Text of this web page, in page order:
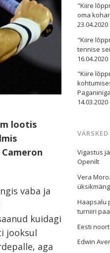
lootis
vaba ja
kuidagi
jooksul
aga
"Kiire
oma
23.04.2020
"Kiire
tennise
16.04.2020
"Kiire
Paganiniga
14.03.2020
Vigastus
Openilt
Vera
Haapsalu
turniiri
Eesti
Edwin